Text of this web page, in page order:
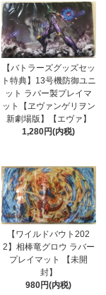
【バトラーズグッズセッ
ト特典】13号機防御ユニ
ット ラバー製プレイマ
ット【ヱヴァンゲリヲン
新劇場版】【エヴァ】
1,280円(内税)
【ワイルドバウト202
2】相棒竜グロウ ラバー
プレイマット 【未開
封】
980円(内税)